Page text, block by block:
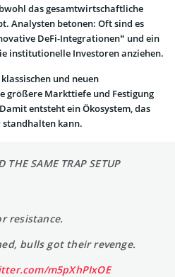
das gesamtwirtschaftliche
Analysten betonen: Oft sind es
DeFi-Integrationen“ und ein
institutionelle Investoren anziehen.
und neuen
größere Markttiefe und Festigung
entsteht ein Ökosystem, das
standhalten kann.
THE SAME TRAP SETUP
resistance.
bulls got their revenge.
m5pXhPIxOE